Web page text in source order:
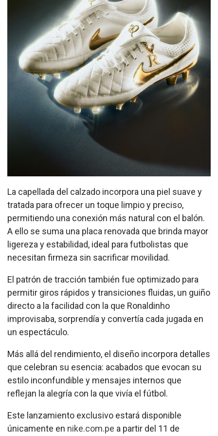
La capellada del calzado incorpora una piel suave y
tratada para ofrecer un toque limpio y preciso,
permitiendo una conexión más natural con el balón.
A ello se suma una placa renovada que brinda mayor
ligereza y estabilidad, ideal para futbolistas que
necesitan firmeza sin sacrificar movilidad.
El patrón de tracción también fue optimizado para
permitir giros rápidos y transiciones fluidas, un guiño
directo a la facilidad con la que Ronaldinho
improvisaba, sorprendía y convertía cada jugada en
un espectáculo.
Más allá del rendimiento, el diseño incorpora detalles
que celebran su esencia: acabados que evocan su
estilo inconfundible y mensajes internos que
reflejan la alegría con la que vivía el fútbol.
Este lanzamiento exclusivo estará disponible
únicamente en nike.com.pe a partir del 11 de